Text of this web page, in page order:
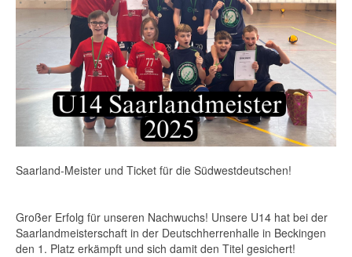
Saarland-Meister und Ticket für die Südwestdeutschen!
Großer Erfolg für unseren Nachwuchs! Unsere U14 hat bei der
Saarlandmeisterschaft in der Deutschherrenhalle in Beckingen
den 1. Platz erkämpft und sich damit den Titel gesichert!